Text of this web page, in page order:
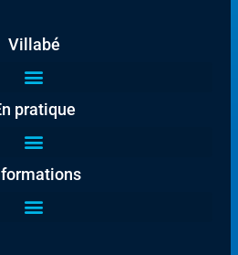
Villabé
pratique